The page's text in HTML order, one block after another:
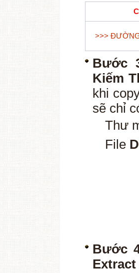
>>>
Bước
Kiếm
khi
sẽ chỉ
Thư
File
Bước
Extract